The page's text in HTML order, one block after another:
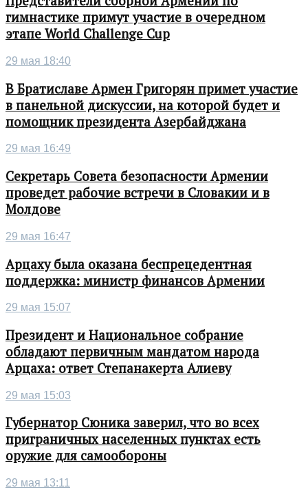
гимнастике примут участие в очередном
этапе World Challenge Cup
29 мая 18:40
В Братиславе Армен Григорян примет участие
в панельной дискуссии, на которой будет и
помощник президента Азербайджана
29 мая 16:49
Секретарь Совета безопасности Армении
проведет рабочие встречи в Словакии и в
Молдове
29 мая 16:47
Арцаху была оказана беспрецедентная
поддержка: министр финансов Армении
29 мая 15:07
Президент и Национальное собрание
обладают первичным мандатом народа
Арцаха: ответ Степанакерта Алиеву
29 мая 15:03
Губернатор Сюника заверил, что во всех
приграничных населенных пунктах есть
оружие для самообороны
29 мая 13:11